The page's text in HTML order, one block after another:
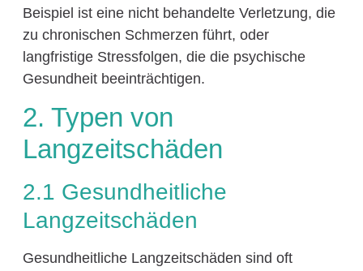
Beispiel ist eine nicht behandelte Verletzung, die
zu chronischen Schmerzen führt, oder
langfristige Stressfolgen, die die psychische
Gesundheit beeinträchtigen.
2. Typen von
Langzeitschäden
2.1 Gesundheitliche
Langzeitschäden
Gesundheitliche Langzeitschäden sind oft